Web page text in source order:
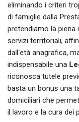
eliminando i criteri
di famiglie dalla
pretendiamo la piena
servizi territoriali,
dall'età anagrafica,
indispensabile una
riconosca tutele
basta un bonus una
domiciliari che
il lavoro e la cura dei